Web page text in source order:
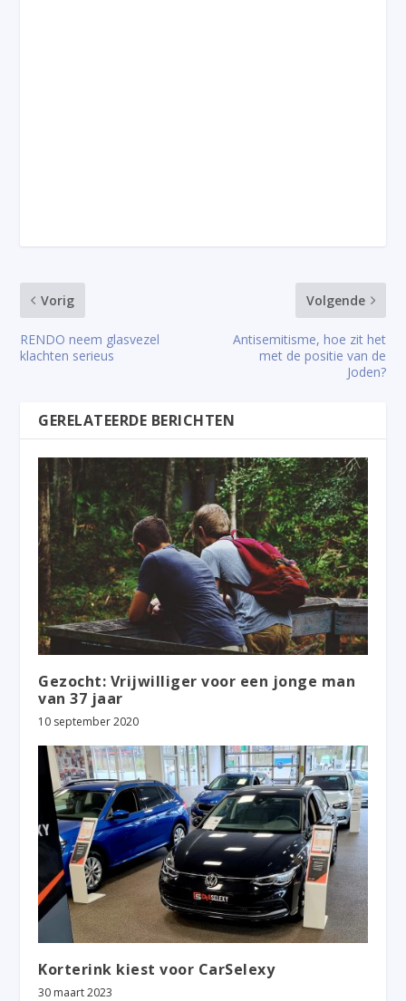
Vorig
RENDO neem glasvezel
klachten serieus
Volgende
Antisemitisme, hoe zit het
met de positie van de
Joden?
GERELATEERDE BERICHTEN
Gezocht: Vrijwilliger voor een jonge man
van 37 jaar
10 september 2020
Korterink kiest voor CarSelexy
30 maart 2023